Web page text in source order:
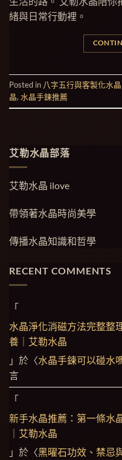
緒與日常行動裡。
Posted in 八字五行與客製化水晶,
晶, 水晶手鍊推薦
艾勒水晶部落
艾勒水晶 ilove
帶領著水晶時尚美學
傳播水晶知識和哲學
RECENT COMMENTS
「
水晶淨化消磁方法完整整
養｜艾勒水晶
」於〈水晶手鍊可以碰水
言
「
新手水晶推薦：第一條水
｜艾勒水晶
」於〈黑曜石功效、禁忌